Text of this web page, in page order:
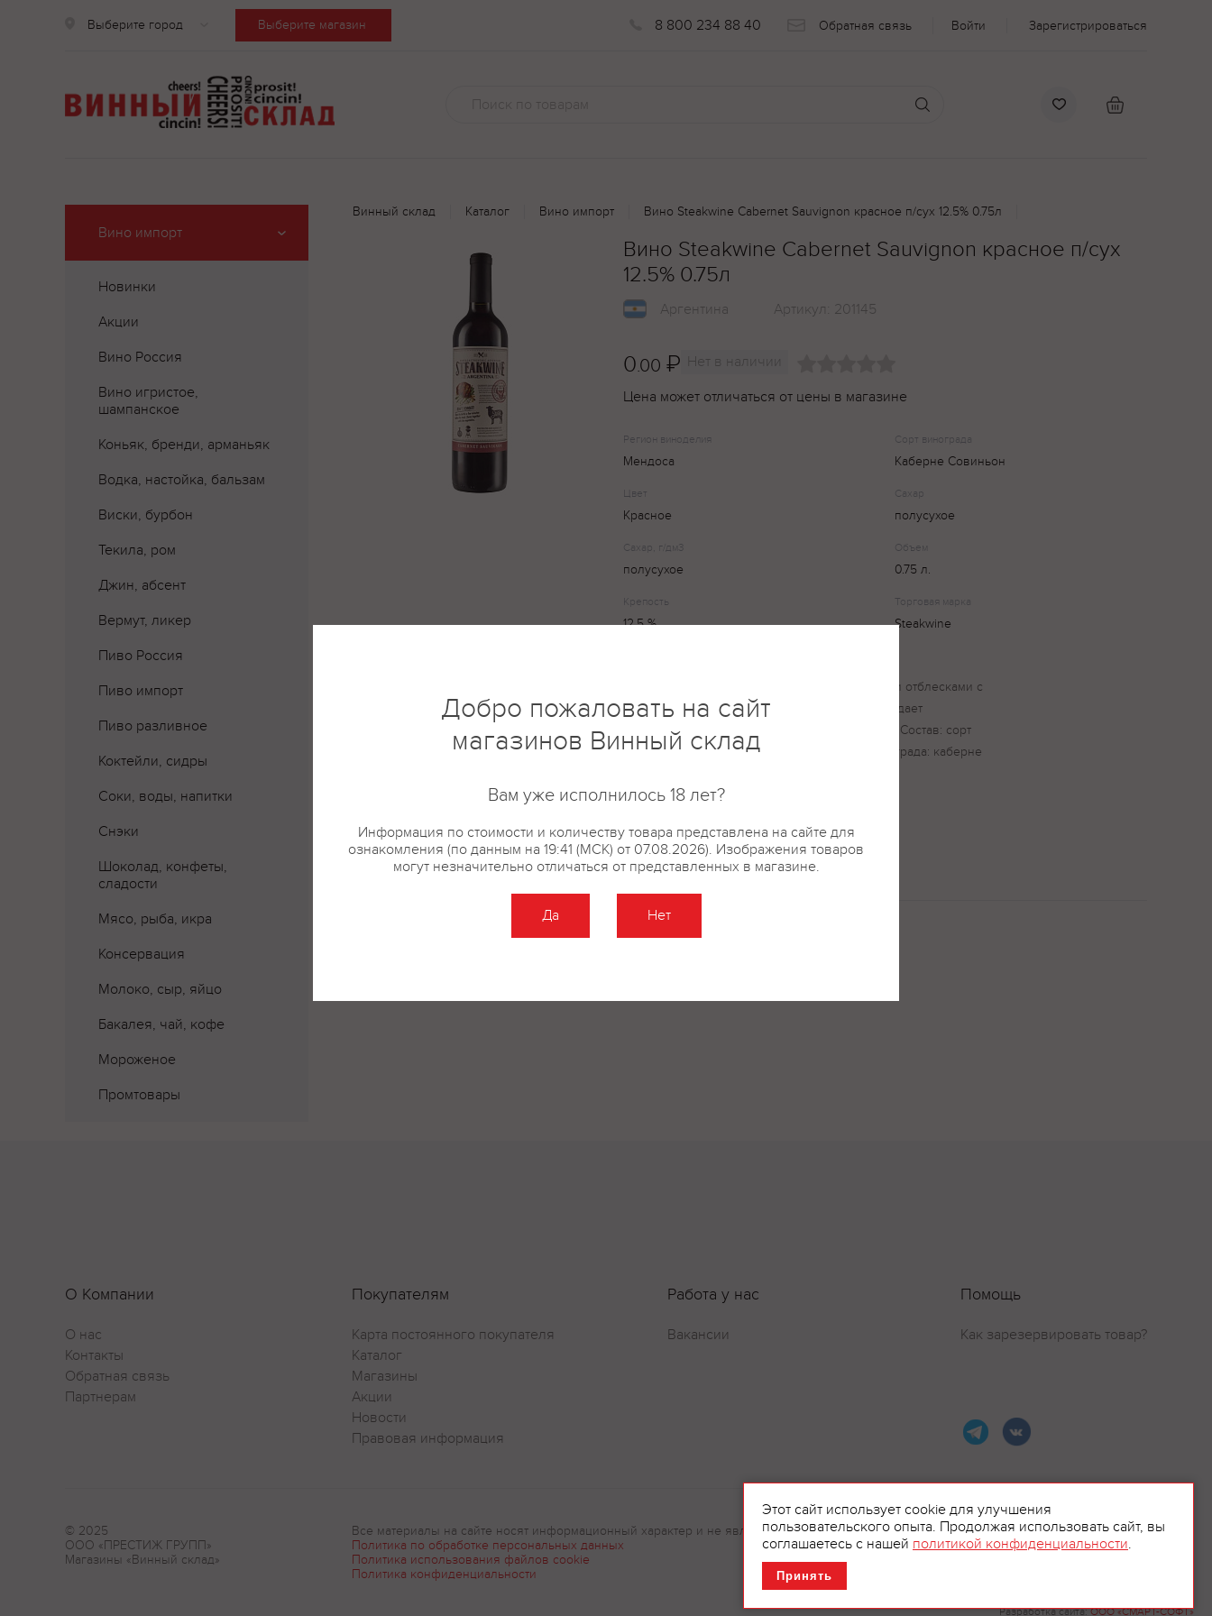
Выберите город Выберите магазин 8 800 234 88 40 Обратная связь Войти Зарегистрироваться
Вино импорт
Новинки
Акции
Вино Россия
Вино игристое,
шампанское
Коньяк, бренди, арманьяк
Водка, настойка, бальзам
Виски, бурбон
Текила, ром
Джин, абсент
Вермут, ликер
Пиво Россия
Пиво импорт
Пиво разливное
Коктейли, сидры
Соки, воды, напитки
Снэки
Шоколад, конфеты,
сладости
Мясо, рыба, икра
Консервация
Молоко, сыр, яйцо
Бакалея, чай, кофе
Мороженое
Промтовары
Винный склад Каталог Вино импорт Вино Steakwine Cabernet Sauvignon красное п/сух 12.5% 0.75л
Вино Steakwine Cabernet Sauvignon красное п/сух
12.5% 0.75л
Аргентина Артикул: 201145
0.00 ₽ Нет в наличии
Цена может отличаться от цены в магазине
Регион виноделия
Мендоса
Сорт винограда
Каберне Совиньон
Цвет
Красное
Сахар
полусухое
Сахар, г/дм3
полусухое
Объем
0.75 л.
Крепость
12,5 %
Торговая марка
Steakwine
Вино яркого рубинового цвета с фиолетовыми отблесками с
ароматом черных ягод и пряных специй. Обладает
бархатными танинами и долгим послевкусоем. Состав: сорт
винограда каберне совиньон 100%. Сорт винограда: каберне
Разработка сайта:ООО «СМАРТ-СОФТ»
О Компании
О нас
Контакты
Обратная связь
Партнерам
Покупателям
Карта постоянного покупателя
Каталог
Магазины
Акции
Новости
Правовая информация
Работа у нас
Вакансии
Помощь
Как зарезервировать товар?
© 2025
ООО «ПРЕСТИЖ ГРУПП»
Магазины «Винный склад»
Все материалы на сайте носят информационный характер и не являются рекламой.
Политика по обработке персональных данных
Политика использования файлов cookie
Политика конфиденциальности
Этот сайт использует cookie для улучшения
пользовательского опыта. Продолжая использовать сайт, вы
соглашаетесь с нашей политикой конфиденциальности.
Принять
Добро пожаловать на сайт
магазинов Винный склад
Вам уже исполнилось 18 лет?
Информация по стоимости и количеству товара представлена на сайте для
ознакомления (по данным на 19:41 (МСК) от 07.08.2026). Изображения товаров
могут незначительно отличаться от представленных в магазине.
Да Нет